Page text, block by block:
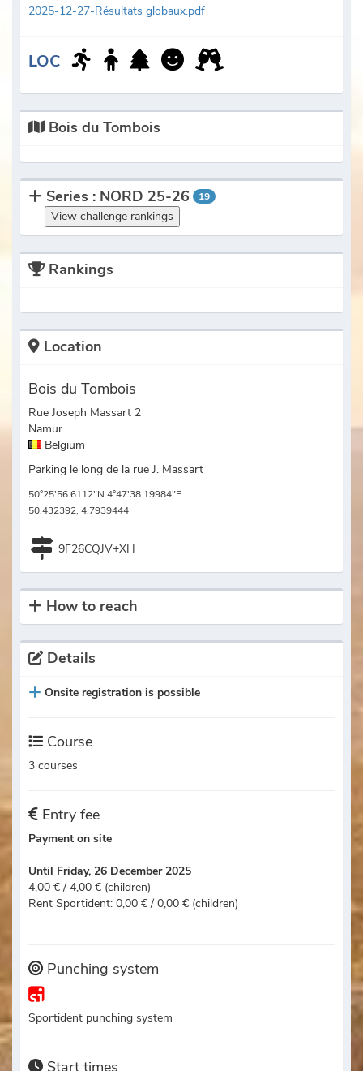
2025-12-27-Résultats globaux.pdf
LOC
Bois du Tombois
Series : NORD 25-26 19
View challenge rankings
Rankings
Location
Bois du Tombois
Rue Joseph Massart 2
Namur
Belgium
Parking le long de la rue J. Massart
50°25'56.6112"N 4°47'38.19984"E
50.432392, 4.7939444
9F26CQJV+XH
How to reach
Details
Onsite registration is possible
Course
3 courses
Entry fee
Payment on site
Until Friday, 26 December 2025
4,00 € / 4,00 € (children)
Rent Sportident: 0,00 € / 0,00 € (children)
Punching system
Sportident punching system
Start times